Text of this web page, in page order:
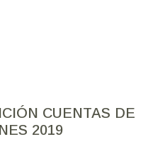
CUENTAS DE
2019